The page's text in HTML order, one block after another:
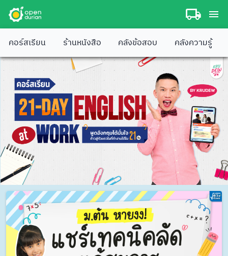
คอร์สเรียน ร้านหนังสือ คลังข้อสอบ คลังความรู้